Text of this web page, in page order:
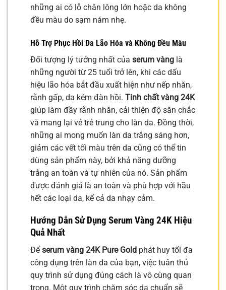
những ai có lỗ chân lông lớn hoặc da không
đều màu do sạm nám nhẹ.
Hỗ Trợ Phục Hồi Da Lão Hóa và Không Đều Màu
Đối tượng lý tưởng nhất của serum vàng là
những người từ 25 tuổi trở lên, khi các dấu
hiệu lão hóa bắt đầu xuất hiện như nếp nhăn,
rãnh gấp, da kém đàn hồi. Tinh chất vàng 24K
giúp làm đầy rãnh nhăn, cải thiện độ săn chắc
và mang lại vẻ trẻ trung cho làn da. Đồng thời,
những ai mong muốn làn da trắng sáng hơn,
giảm các vết tối màu trên da cũng có thể tin
dùng sản phẩm này, bởi khả năng dưỡng
trắng an toàn và tự nhiên của nó. Sản phẩm
được đánh giá là an toàn và phù hợp với hầu
hết các loại da, kể cả da nhạy cảm.
Hướng Dẫn Sử Dụng Serum Vàng 24K Hiệu
Quả Nhất
Đểserum vàng 24K Pure Gold phát huy tối đa
công dụng trên làn da của bạn, việc tuân thủ
quy trình sử dụng đúng cách là vô cùng quan
trọng. Một quy trình chăm sóc da chuẩn sẽ